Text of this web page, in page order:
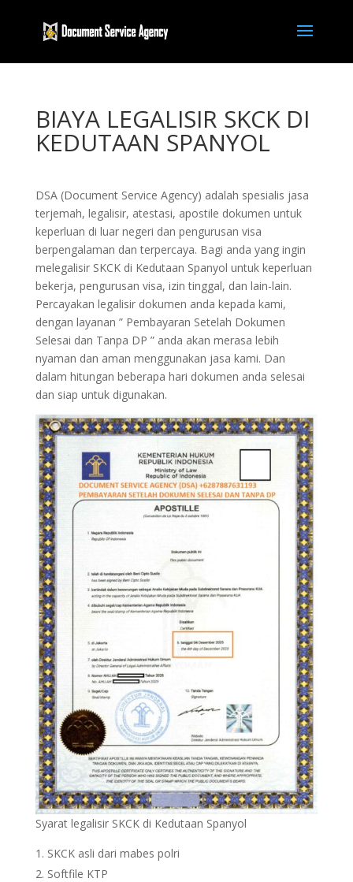
BIAYA LEGALISIR SKCK DI
KEDUTAAN SPANYOL
DSA (Document Service Agency) adalah spesialis jasa
terjemah, legalisir, atestasi, apostile dokumen untuk
keperluan di luar negeri dan pengurusan visa
berpengalaman dan terpercaya. Bagi anda yang ingin
melegalisir SKCK di Kedutaan Spanyol untuk keperluan
bekerja, pengurusan visa, izin tinggal, dan lain-lain.
Percayakan legalisir dokumen anda kepada kami,
dengan layanan ” Pembayaran Setelah Dokumen
Selesai dan Tanpa DP ” anda akan merasa lebih
nyaman dan aman menggunakan jasa kami. Dan
dalam hitungan beberapa hari dokumen anda selesai
dan siap untuk digunakan.
Syarat legalisir SKCK di Kedutaan Spanyol
SKCK asli dari mabes polri
Softfile KTP